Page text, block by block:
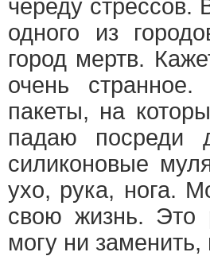
череду стрессов.
одного из
город мертв.
очень
пакеты, на
падаю посреди
силиконовые
ухо, рука, нога.
свою жизнь.
могу ни